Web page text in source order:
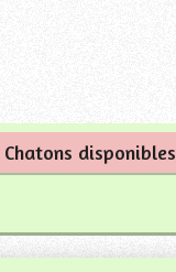
Chatons disponibles